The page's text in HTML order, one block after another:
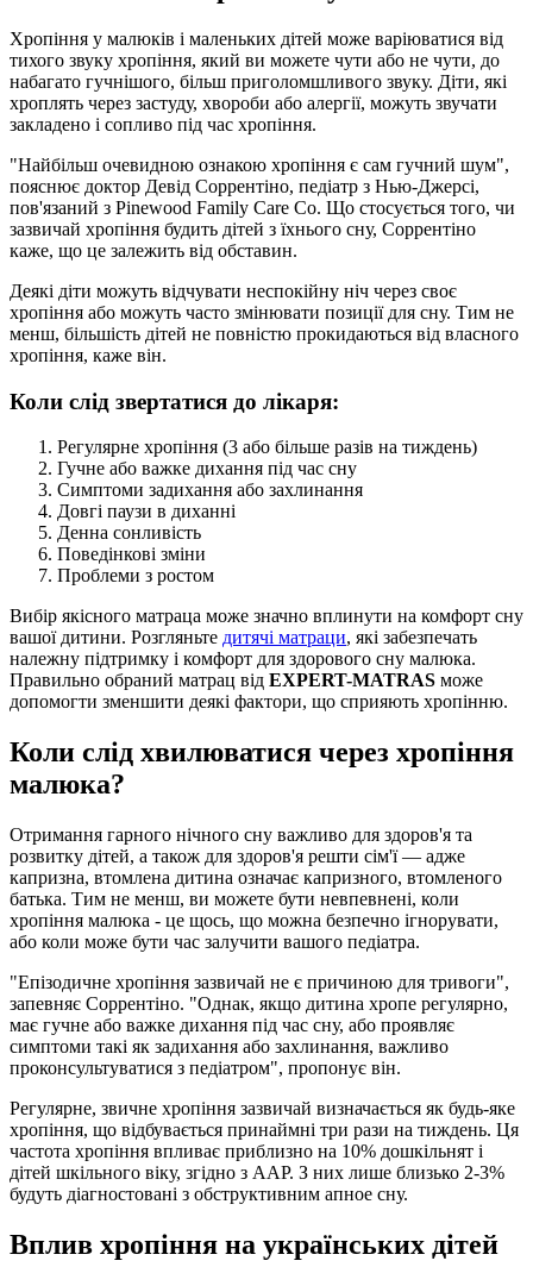
Хропіння у малюків і маленьких дітей може варіюватися від
тихого звуку хропіння, який ви можете чути або не чути, до
набагато гучнішого, більш приголомшливого звуку. Діти, які
хроплять через застуду, хвороби або алергії, можуть звучати
закладено і сопливо під час хропіння.
"Найбільш очевидною ознакою хропіння є сам гучний шум",
пояснює доктор Девід Соррентіно, педіатр з Нью-Джерсі,
пов'язаний з Pinewood Family Care Co. Що стосується того, чи
зазвичай хропіння будить дітей з їхнього сну, Соррентіно
каже, що це залежить від обставин.
Деякі діти можуть відчувати неспокійну ніч через своє
хропіння або можуть часто змінювати позиції для сну. Тим не
менш, більшість дітей не повністю прокидаються від власного
хропіння, каже він.
Коли слід звертатися до лікаря:
Регулярне хропіння (3 або більше разів на тиждень)
Гучне або важке дихання під час сну
Симптоми задихання або захлинання
Довгі паузи в диханні
Денна сонливість
Поведінкові зміни
Проблеми з ростом
Вибір якісного матраца може значно вплинути на комфорт сну
вашої дитини. Розгляньте дитячі матраци, які забезпечать
належну підтримку і комфорт для здорового сну малюка.
Правильно обраний матрац від EXPERT-MATRAS може
допомогти зменшити деякі фактори, що сприяють хропінню.
Коли слід хвилюватися через хропіння
малюка?
Отримання гарного нічного сну важливо для здоров'я та
розвитку дітей, а також для здоров'я решти сім'ї — адже
капризна, втомлена дитина означає капризного, втомленого
батька. Тим не менш, ви можете бути невпевнені, коли
хропіння малюка - це щось, що можна безпечно ігнорувати,
або коли може бути час залучити вашого педіатра.
"Епізодичне хропіння зазвичай не є причиною для тривоги",
запевняє Соррентіно. "Однак, якщо дитина хропе регулярно,
має гучне або важке дихання під час сну, або проявляє
симптоми такі як задихання або захлинання, важливо
проконсультуватися з педіатром", пропонує він.
Регулярне, звичне хропіння зазвичай визначається як будь-яке
хропіння, що відбувається принаймні три рази на тиждень. Ця
частота хропіння впливає приблизно на 10% дошкільнят і
дітей шкільного віку, згідно з AAP. З них лише близько 2-3%
будуть діагностовані з обструктивним апное сну.
Вплив хропіння на українських дітей